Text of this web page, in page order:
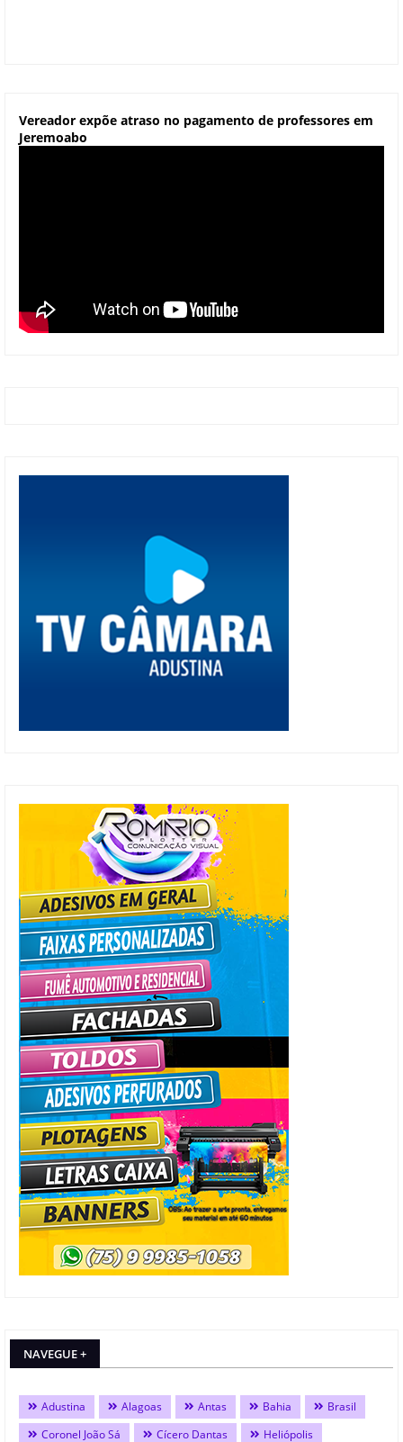
Vereador expõe atraso no pagamento de professores em
Jeremoabo
NAVEGUE +
Adustina Alagoas Antas Bahia
Brasil
Coronel João Sá
Cícero Dantas Heliópolis